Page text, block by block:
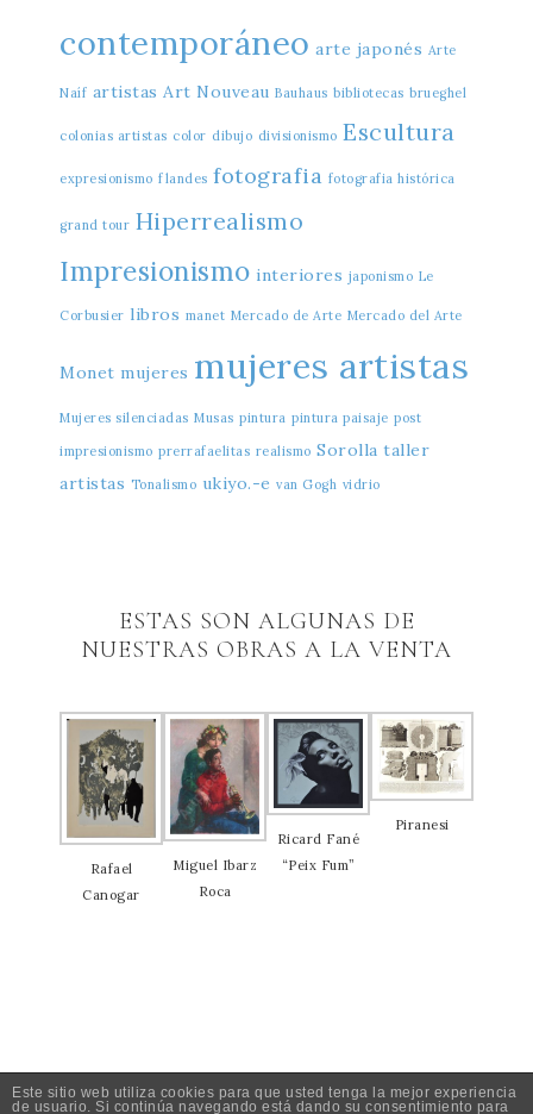
contemporáneo arte japonés Arte
Naíf artistas Art Nouveau Bauhaus bibliotecas brueghel
colonias artistas color dibujo divisionismo Escultura
expresionismo flandes fotografia fotografia histórica
grand tour Hiperrealismo
Impresionismo interiores japonismo Le
Corbusier libros manet Mercado de Arte Mercado del Arte
Monet mujeres mujeres artistas
Mujeres silenciadas Musas pintura pintura paisaje post
impresionismo prerrafaelitas realismo Sorolla taller
artistas Tonalismo ukiyo.-e van Gogh vidrio
ESTAS SON ALGUNAS DE
NUESTRAS OBRAS A LA VENTA
Rafael
Canogar
Miguel Ibarz
Roca
Ricard Fané
“Peix Fum”
Piranesi
MENU
Este sitio web utiliza cookies para que usted tenga la mejor experiencia
de usuario. Si continúa navegando está dando su consentimiento para